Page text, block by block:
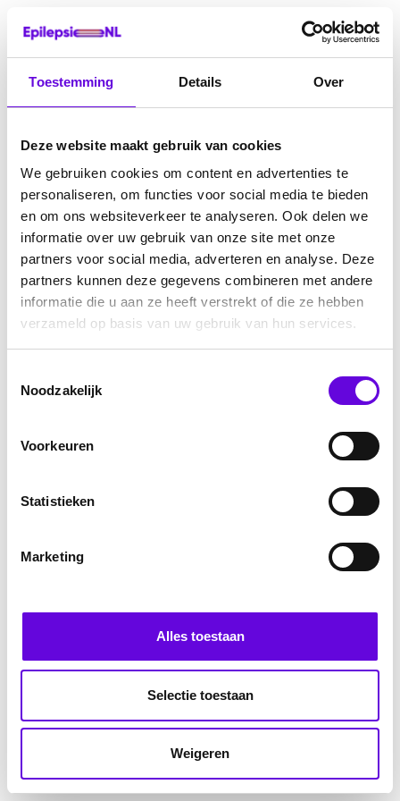
Toestemming Details Over
Deze website maakt gebruik van cookies
We gebruiken cookies om content en advertenties te
personaliseren, om functies voor social media te bieden
en om ons websiteverkeer te analyseren. Ook delen we
informatie over uw gebruik van onze site met onze
partners voor social media, adverteren en analyse. Deze
partners kunnen deze gegevens combineren met andere
informatie die u aan ze heeft verstrekt of die ze hebben
verzameld op basis van uw gebruik van hun services.
Noodzakelijk
Voorkeuren
Statistieken
Marketing
Alles toestaan
Selectie toestaan
Weigeren